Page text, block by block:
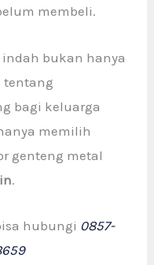
membeli.
bukan hanya
tentang
bagi keluarga
memilih
genteng metal
.
hubungi 0857-